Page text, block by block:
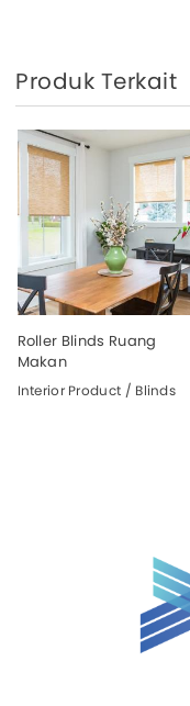
Produk Terkait
Roller Blinds Ruang
Makan
Interior Product / Blinds